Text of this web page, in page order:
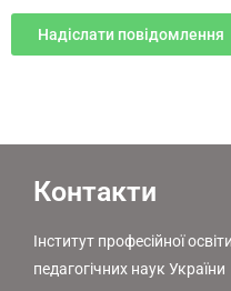
Надіслати повідомлення
Контакти
Інститут професійної
педагогічних наук України